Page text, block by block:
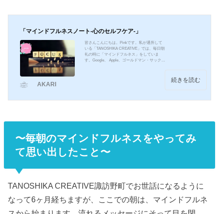
「マインドフルネスノート-心のセルフケア-」
皆さんこんにちは。Pinkです。私が通所して
いる「TANOSHIKA CREATIVE」では、毎日朝
礼の時に「マインドフルネス」をしていま
す。Google、 Apple、ゴールドマン・サック
といった雑念にとらわれることなく、身体の
続きを読む
AKARI
〜毎朝のマインドフルネスをやってみ
て思い出したこと〜
TANOSHIKA CREATIVE諏訪野町でお世話になるように
なって6ヶ月経ちますが、ここでの朝は、マインドフルネ